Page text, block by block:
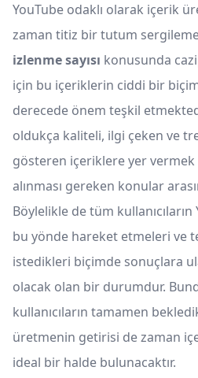
YouTube odaklı olarak içerik
zaman titiz bir tutum
izlenme sayısı konusunda
için bu içeriklerin ciddi bir
derecede önem teşkil
oldukça kaliteli, ilgi çeken ve
gösteren içeriklere yer
alınması gereken konular
Böylelikle de tüm
bu yönde hareket etmeleri ve
istedikleri biçimde sonuçlara
olacak olan bir durumdur.
kullanıcıların tamamen
üretmenin getirisi de zaman
ideal bir halde bulunacaktır.